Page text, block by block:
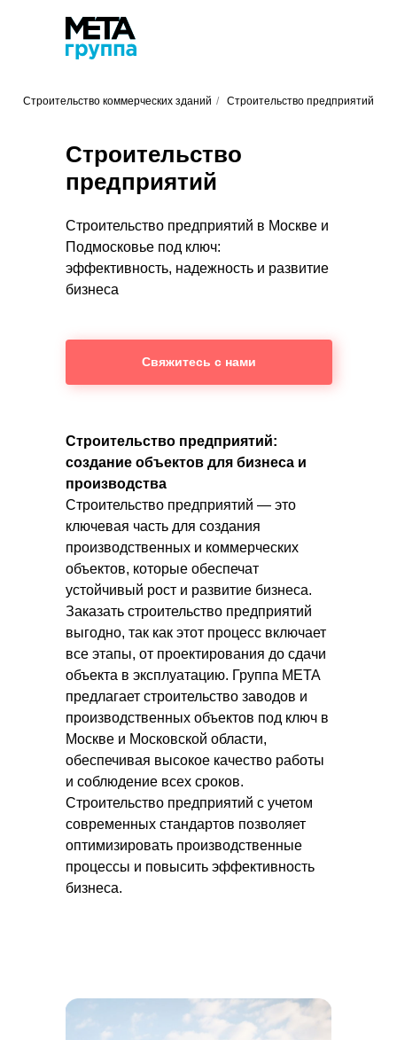
Строительство коммерческих зданий / Строительство предприятий
Строительство
предприятий
Строительство предприятий в Москве и
Подмосковье под ключ:
эффективность, надежность и развитие
бизнеса
Свяжитесь с нами
Строительство предприятий:
создание объектов для бизнеса и
производства
Строительство предприятий — это
ключевая часть для создания
производственных и коммерческих
объектов, которые обеспечат
устойчивый рост и развитие бизнеса.
Заказать строительство предприятий
выгодно, так как этот процесс включает
все этапы, от проектирования до сдачи
объекта в эксплуатацию. Группа МЕТА
предлагает строительство заводов и
производственных объектов под ключ в
Москве и Московской области,
обеспечивая высокое качество работы
и соблюдение всех сроков.
Строительство предприятий с учетом
современных стандартов позволяет
оптимизировать производственные
процессы и повысить эффективность
бизнеса.